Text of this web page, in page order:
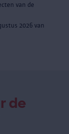
van de
2026 van
de